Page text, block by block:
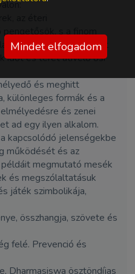
s a finom
mentén a gamelánt
időt és teret átívelő ősi
és meghitt
különleges formák és a
és zenei
ad egy ilyen alkalom.
kapcsolódó jelenségekbe
működését és az
megmutató mesék
és megszólaltatásuk
játék szimbolikája,
összhangja, szövete és
felé. Prevenció és
Dharmasiswa ösztöndíjas
Mindet elfogadom